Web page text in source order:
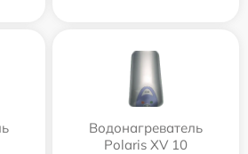
Водонагреватель
Polaris XV 10